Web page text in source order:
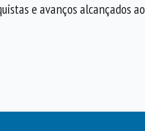
e avanços alcançados ao